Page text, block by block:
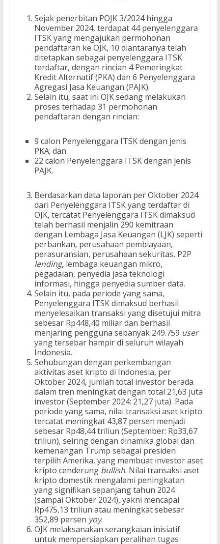
Sejak penerbitan POJK 3/2024 hingga
November 2024, terdapat 44 penyelenggara
ITSK yang mengajukan permohonan
pendaftaran ke OJK, 10 diantaranya telah
ditetapkan sebagai penyelenggara ITSK
terdaftar, dengan rincian 4 Pemeringkat
Kredit Alternatif (PKA) dan 6 Penyelenggara
Agregasi Jasa Keuangan (PAJK).
Selain itu, saat ini OJK sedang melakukan
proses terhadap 31 permohonan
pendaftaran dengan rincian:
9 calon Penyelenggara ITSK dengan jenis
PKA; dan
22 calon Penyelenggara ITSK dengan jenis
PAJK.
Berdasarkan data laporan per Oktober 2024
dari Penyelenggara ITSK yang terdaftar di
OJK, tercatat Penyelenggara ITSK dimaksud
telah berhasil menjalin 290 kemitraan
dengan Lembaga Jasa Keuangan (LJK) seperti
perbankan, perusahaan pembiayaan,
perasuransian, perusahaan sekuritas, P2P
lending, lembaga keuangan mikro,
pegadaian, penyedia jasa teknologi
informasi, hingga penyedia sumber data.
Selain itu, pada periode yang sama,
Penyelenggara ITSK dimaksud berhasil
menyelesaikan transaksi yang disetujui mitra
sebesar Rp448,40 miliar dan berhasil
menjaring pengguna sebanyak 249.759 user
yang tersebar hampir di seluruh wilayah
Indonesia.
Sehubungan dengan perkembangan
aktivitas aset kripto di Indonesia, per
Oktober 2024, jumlah total investor berada
dalam tren meningkat dengan total 21,63 juta
investor (September 2024: 21,27 juta). Pada
periode yang sama, nilai transaksi aset kripto
tercatat meningkat 43,87 persen menjadi
sebesar Rp48,44 triliun (September: Rp33,67
triliun), seiring dengan dinamika global dan
kemenangan Trump sebagai presiden
terpilih Amerika, yang membuat investor aset
kripto cenderung bullish. Nilai transaksi aset
kripto domestik mengalami peningkatan
yang signifikan sepanjang tahun 2024
(sampai Oktober 2024), yakni mencapai
Rp475,13 triliun atau meningkat sebesar
352,89 persen yoy.
OJK melaksanakan serangkaian inisiatif
untuk mempersiapkan peralihan tugas